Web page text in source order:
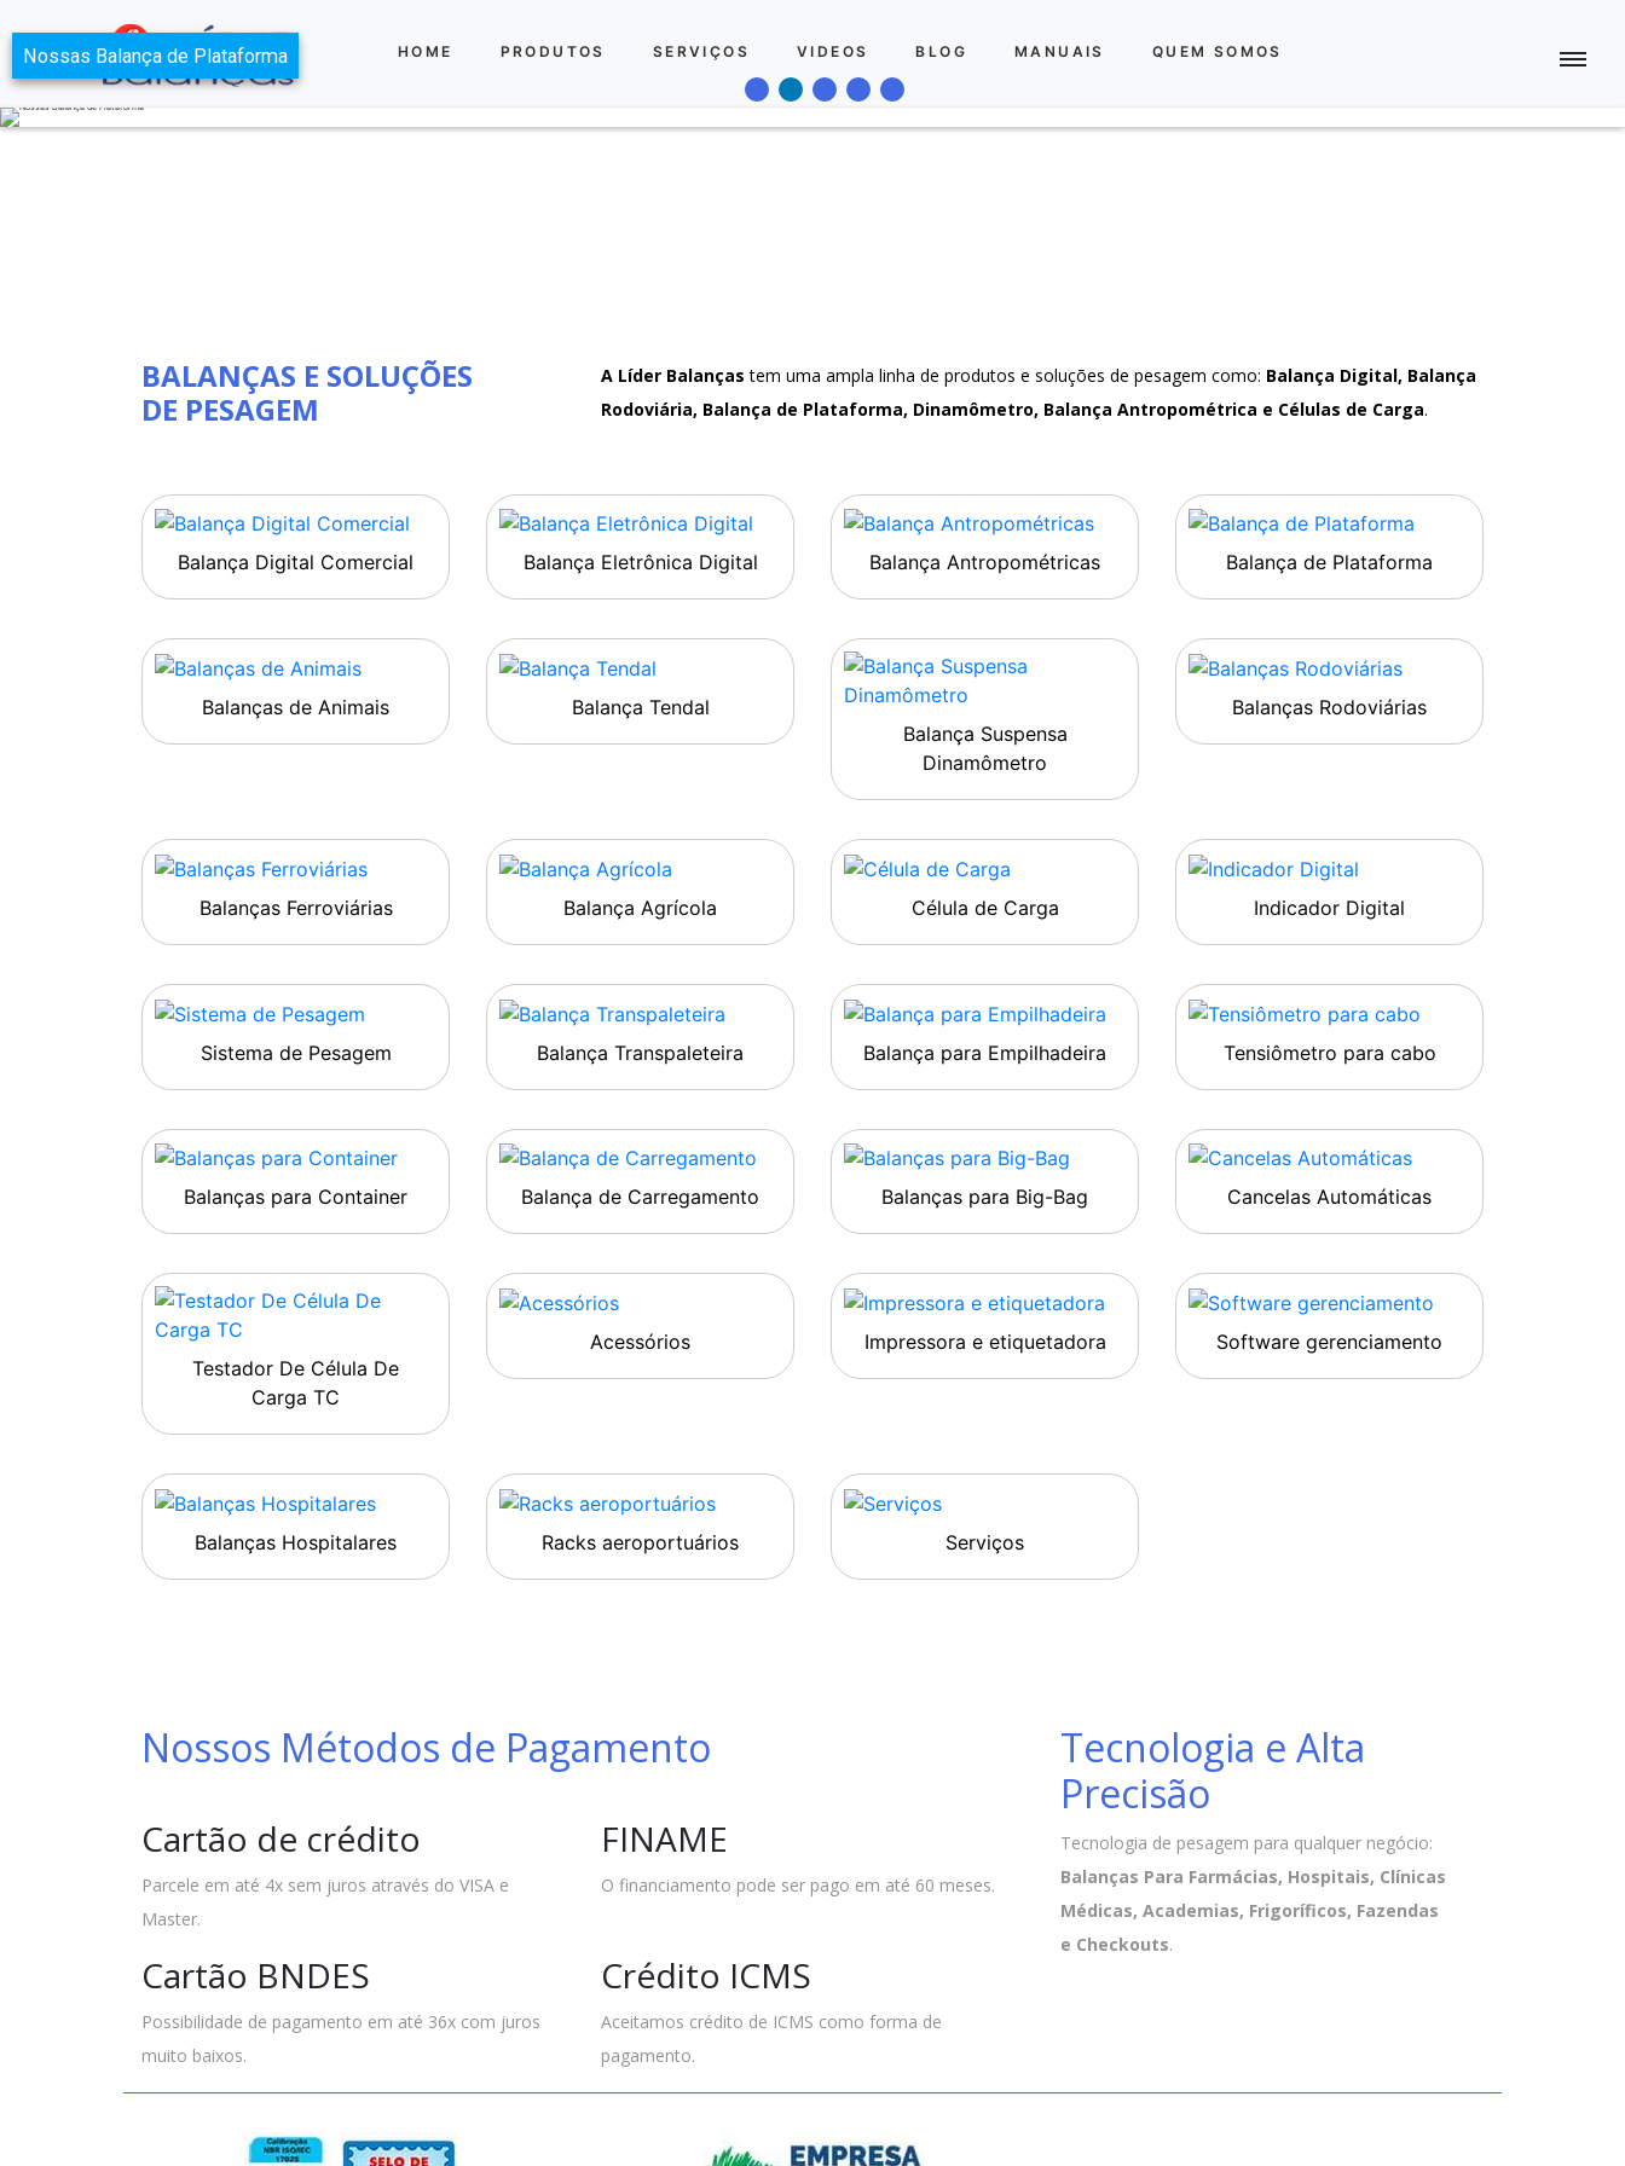
HOME PRODUTOS SERVIÇOS VIDEOS BLOG MANUAIS QUEM SOMOS
BALANÇAS E SOLUÇÕES
DE PESAGEM
A Líder Balanças tem uma ampla linha de produtos e soluções de pesagem como: Balança Digital, Balança
Rodoviária, Balança de Plataforma, Dinamômetro, Balança Antropométrica e Células de Carga.
Balança Digital Comercial Balança Eletrônica Digital Balança Antropométricas Balança de Plataforma
Balanças de Animais
Balança Tendal
Balança Suspensa
Dinamômetro
Balanças Rodoviárias
Balanças Ferroviárias Balança Agrícola Célula de Carga Indicador Digital
Sistema de Pesagem Balança Transpaleteira Balança para Empilhadeira Tensiômetro para cabo
Balanças para Container Balança de Carregamento Balanças para Big-Bag Cancelas Automáticas
Testador De Célula De
Carga TC
Acessórios Impressora e etiquetadora Software gerenciamento
Balanças Hospitalares Racks aeroportuários Serviços
Nossos Métodos de Pagamento
Cartão de crédito
Parcele em até 4x sem juros através do VISA e
Master.
FINAME
O financiamento pode ser pago em até 60 meses.
Cartão BNDES
Possibilidade de pagamento em até 36x com juros
muito baixos.
Crédito ICMS
Aceitamos crédito de ICMS como forma de
pagamento.
Tecnologia e Alta
Precisão
Tecnologia de pesagem para qualquer negócio:
Balanças Para Farmácias, Hospitais, Clínicas
Médicas, Academias, Frigoríficos, Fazendas
e Checkouts.